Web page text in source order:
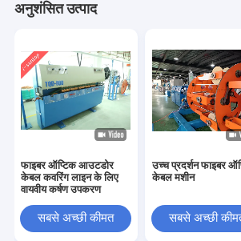
अनुशंसित उत्पाद
फाइबर ऑप्टिक आउटडोर
केबल कवरिंग लाइन के लिए
वायवीय कर्षण उपकरण
सबसे अच्छी कीमत
उच्च प्रदर्शन फाइबर
केबल मशीन
सबसे अच्छी